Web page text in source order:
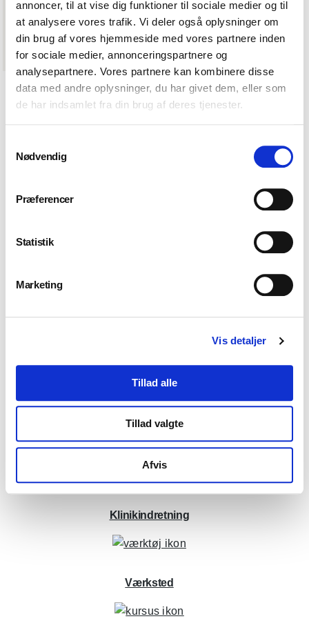
annoncer, til at vise dig funktioner til sociale medier og til
at analysere vores trafik. Vi deler også oplysninger om
din brug af vores hjemmeside med vores partnere inden
for sociale medier, annonceringspartnere og
analysepartnere. Vores partnere kan kombinere disse
data med andre oplysninger, du har givet dem, eller som
de har indsamlet fra din brug af deres tjenester.
Nødvendig
Præferencer
Statistik
Marketing
Vis detaljer
Tillad alle
Tillad valgte
Afvis
Installation og service
Klinikindretning
Værksted